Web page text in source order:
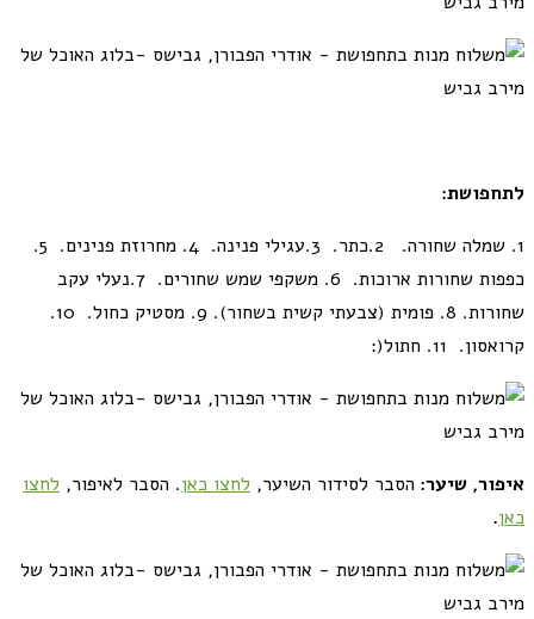
לתחפושת:
1. שמלה שחורה. 2.כתר. 3.עגילי פנינה. 4. מחרוזת פנינים. 5.
כפפות שחורות ארוכות. 6. משקפי שמש שחורים. 7.נעלי עקב
שחורות. 8. פומית (צבעתי קשית בשחור). 9. מסטיק כחול. 10.
קרואסון. 11. חתול(:
איפור, שיער: הסבר לסידור השיער, לחצו כאן. הסבר לאיפור, לחצו
כאן.